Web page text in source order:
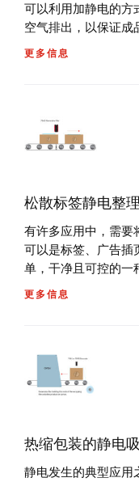
可以利用加静电的方
空气排出，以保证成
更多信息
松散标签静电整
有许多应用中，需要
可以是标签、广告插
单，干净且可控的一
更多信息
热缩包装的静电
静电发生的典型应用